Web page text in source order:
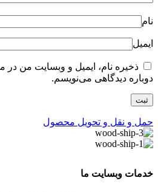
نام
ایمیل
ذخیره نام، ایمیل و وبسایت من در
دوباره دیدگاهی می‌نویسم.
حمل و نقل و تحویل محصول
خدمات وبسایت ما